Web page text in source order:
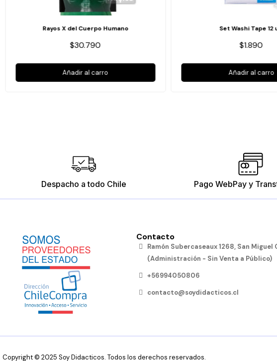
Rayos X del Cuerpo Humano
$30.790
Añadir al carro
Set Washi Tape 12
$1.890
Añadir al carro
Despacho a todo Chile Pago WebPay y
Contacto
Ramón Subercaseaux 1268, San Miguel
(Administración - Sin Venta a Público)
+56994050806
contacto@soydidacticos.cl
Copyright © 2025 Soy Didacticos. Todos los derechos reservados.